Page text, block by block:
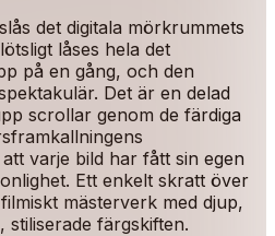
det digitala mörkrummets
låses hela det
på en gång, och den
Det är en delad
scrollar genom de färdiga
varje bild har fått sin egen
Ett enkelt skratt över
mästerverk med djup,
färgskiften.